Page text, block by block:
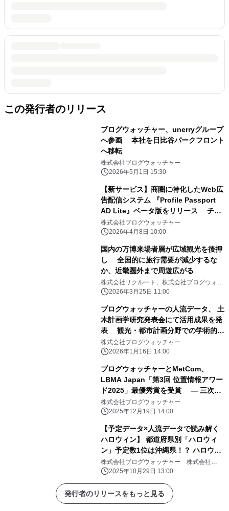
この発行者のリリース
ブログウォッチャー、unerryグループ
へ参画 本社を日比谷パークフロント
へ移転
株式会社ブログウォッチャー
2026年5月1日 15:30
【新サービス】商圏に特化したWeb広
告配信システム 『Profile Passport
AD Lite』ベータ版をリリース チラ
シと同じエリアへの配信を、1週間5万
円から実現
株式会社ブログウォッチャー
2026年4月8日 10:00
国内の万博来場者層が広域観光を後押
し 全国的に旅行需要が減少するな
か、近畿圏外まで周遊広がる
株式会社リクルート、株式会社ブログウォッ
チャー
2026年3月25日 11:00
ブログウォッチャーの人流データ、 土
木計画学研究発表会にて活用成果を発
表 観光・都市計画分野での学術的信
頼性を実証
株式会社ブログウォッチャー
2026年1月16日 14:00
ブログウォッチャーとMetCom、
LBMA Japan「第3回 位置情報アワー
ド2025」最優秀賞を受賞 ― 三次元
人流データの新たな活用可能性を実証
―
株式会社ブログウォッチャー
2025年12月19日 14:00
【予定データ×人流データで読み解く
ハロウィン】 都道府県別「ハロウィ
ン」予定数1位は沖縄県！？ ハロウィ
ン規制後も健在な渋谷の人気も明らか
に
株式会社ブログウォッチャー 株式会社
TimeTree
2025年10月29日 13:00
発行者のリリースをもっと見る